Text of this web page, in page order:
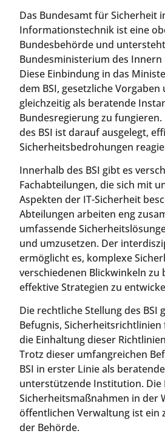
Das Bundesamt für Sicherheit
Informationstechnik ist eine
Bundesbehörde und
Bundesministerium des
Diese Einbindung in das
dem BSI, gesetzliche
gleichzeitig als beratende
Bundesregierung zu
des BSI ist darauf ausgelegt,
Sicherheitsbedrohungen
Innerhalb des BSI gibt es
Fachabteilungen, die sich mit
Aspekten der IT-Sicherheit
Abteilungen arbeiten eng
umfassende
und umzusetzen. Der
ermöglicht es, komplexe
verschiedenen Blickwinkeln zu
effektive Strategien zu
Die rechtliche Stellung des BSI
Befugnis,
die Einhaltung dieser
Trotz dieser umfangreichen
BSI in erster Linie als
unterstützende Institution. Die
Sicherheitsmaßnahmen in der
öffentlichen Verwaltung ist ein
der Behörde.